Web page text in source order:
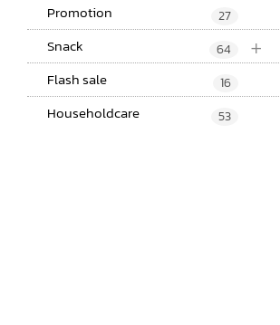
Promotion 27
+
Snack 64
Flash sale 16
Householdcare 53